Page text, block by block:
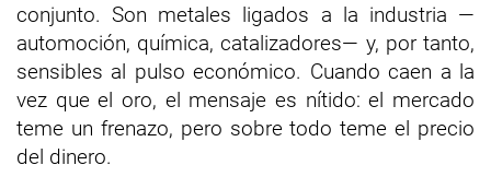
conjunto. Son metales ligados a la industria —
automoción, química, catalizadores— y, por tanto,
sensibles al pulso económico. Cuando caen a la
vez que el oro, el mensaje es nítido: el mercado
teme un frenazo, pero sobre todo teme el precio
del dinero.